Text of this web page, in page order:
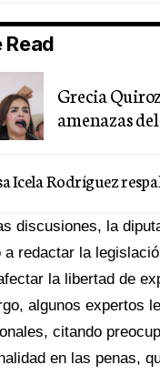
Read
Grecia
amenazas
Icela Rodríguez
discusiones, la
a redactar la
la libertad de
algunos expertos
citando
en las penas,